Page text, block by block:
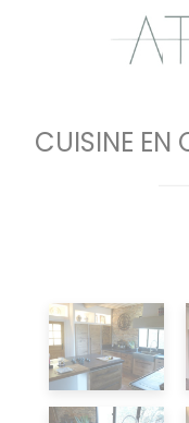
Inspiration
CUISINE EN
Panneau de gestion